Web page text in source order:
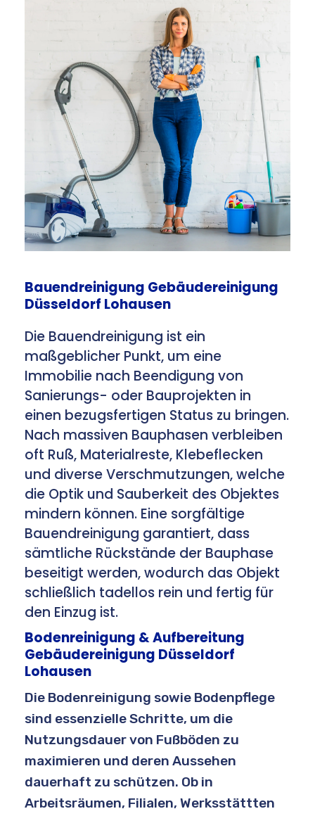
Bauendreinigung Gebäudereinigung
Düsseldorf Lohausen
Die Bauendreinigung ist ein
maßgeblicher Punkt, um eine
Immobilie nach Beendigung von
Sanierungs- oder Bauprojekten in
einen bezugsfertigen Status zu bringen.
Nach massiven Bauphasen verbleiben
oft Ruß, Materialreste, Klebeflecken
und diverse Verschmutzungen, welche
die Optik und Sauberkeit des Objektes
mindern können. Eine sorgfältige
Bauendreinigung garantiert, dass
sämtliche Rückstände der Bauphase
beseitigt werden, wodurch das Objekt
schließlich tadellos rein und fertig für
den Einzug ist.
Bodenreinigung & Aufbereitung
Gebäudereinigung Düsseldorf
Lohausen
Die Bodenreinigung sowie Bodenpflege
sind essenzielle Schritte, um die
Nutzungsdauer von Fußböden zu
maximieren und deren Aussehen
dauerhaft zu schützen. Ob in
Arbeitsräumen, Filialen, Werksstättten